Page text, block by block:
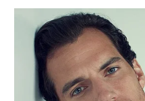
WAHANA
NEWS
WAHANA
TANI